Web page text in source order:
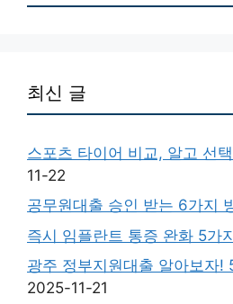
최신 글
스포츠 타이어 비교, 알고 선
11-22
공무원대출 승인 받는 6가지
즉시 임플란트 통증 완화 5가
광주 정부지원대출 알아보자!
2025-11-21